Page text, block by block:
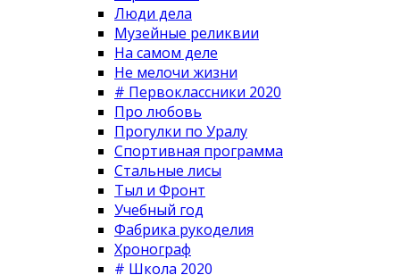
Люди дела
Музейные реликвии
На самом деле
Не мелочи жизни
# Первоклассники 2020
Про любовь
Прогулки по Уралу
Спортивная программа
Стальные лисы
Тыл и Фронт
Учебный год
Фабрика рукоделия
Хронограф
# Школа 2020